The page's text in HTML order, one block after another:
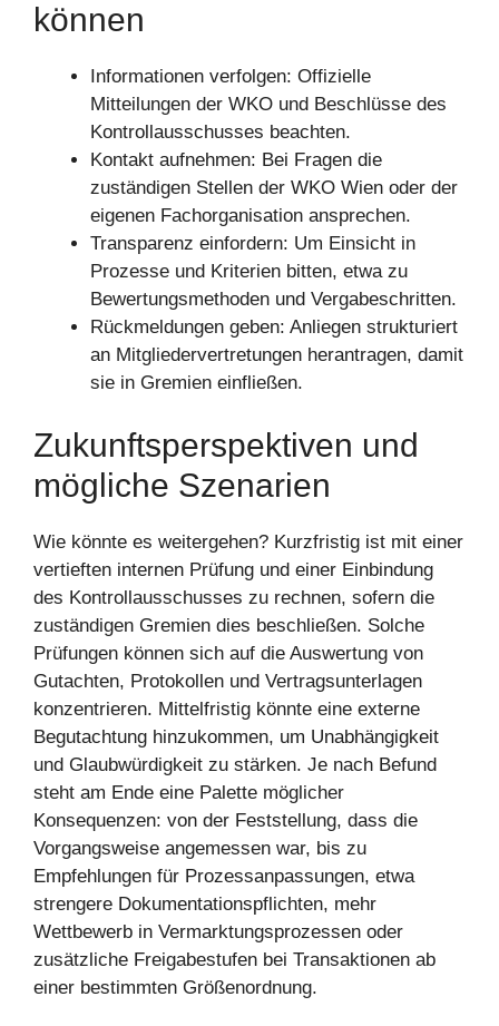
können
Informationen verfolgen: Offizielle
Mitteilungen der WKO und Beschlüsse des
Kontrollausschusses beachten.
Kontakt aufnehmen: Bei Fragen die
zuständigen Stellen der WKO Wien oder der
eigenen Fachorganisation ansprechen.
Transparenz einfordern: Um Einsicht in
Prozesse und Kriterien bitten, etwa zu
Bewertungsmethoden und Vergabeschritten.
Rückmeldungen geben: Anliegen strukturiert
an Mitgliedervertretungen herantragen, damit
sie in Gremien einfließen.
Zukunftsperspektiven und
mögliche Szenarien
Wie könnte es weitergehen? Kurzfristig ist mit einer
vertieften internen Prüfung und einer Einbindung
des Kontrollausschusses zu rechnen, sofern die
zuständigen Gremien dies beschließen. Solche
Prüfungen können sich auf die Auswertung von
Gutachten, Protokollen und Vertragsunterlagen
konzentrieren. Mittelfristig könnte eine externe
Begutachtung hinzukommen, um Unabhängigkeit
und Glaubwürdigkeit zu stärken. Je nach Befund
steht am Ende eine Palette möglicher
Konsequenzen: von der Feststellung, dass die
Vorgangsweise angemessen war, bis zu
Empfehlungen für Prozessanpassungen, etwa
strengere Dokumentationspflichten, mehr
Wettbewerb in Vermarktungsprozessen oder
zusätzliche Freigabestufen bei Transaktionen ab
einer bestimmten Größenordnung.